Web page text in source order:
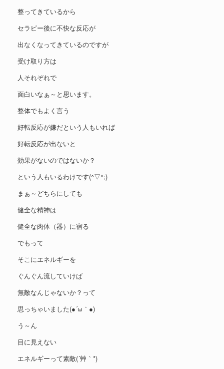
整ってきているから
セラピー後に不快な反応が
出なくなってきているのですが
受け取り方は
人それぞれで
面白いなぁ～と思います。
整体でもよく言う
好転反応が嫌だという人もいれば
好転反応が出ないと
効果がないのではないか？
という人もいるわけです(^▽^;)
まぁ～どちらにしても
健全な精神は
健全な肉体（器）に宿る
でもって
そこにエネルギーを
ぐんぐん流していけば
無敵なんじゃないか？って
思っちゃいました(●´ω｀●)
う～ん
目に見えない
エネルギーって素敵(´艸｀*)